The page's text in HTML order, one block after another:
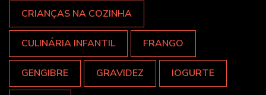
CRIANÇAS NA COZINHA
CULINÁRIA INFANTIL FRANGO
GENGIBRE GRAVIDEZ IOGURTE